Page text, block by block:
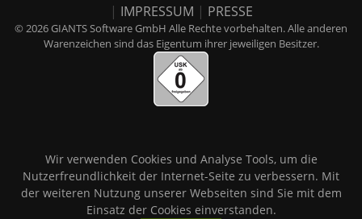
| IMPRESSUM | PRESSE
© 2026 GIANTS Software GmbH Alle Rechte vorbehalten. Alle anderen
Warenzeichen sind das Eigentum ihrer jeweiligen Besitzer.
Wir verwenden Cookies und Analyse Tools, um die
Nutzerfreundlichkeit der Internet-Seite zu verbessern. Mit
der weiteren Nutzung unserer Webseiten sind Sie mit dem
Einsatz der Cookies einverstanden.